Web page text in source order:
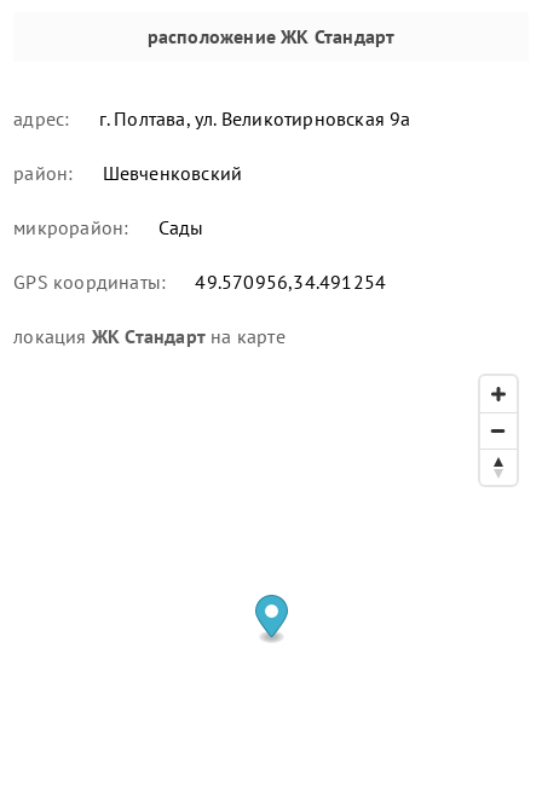
расположение ЖК Стандарт
адрес: г. Полтава, ул. Великотирновская 9а
район: Шевченковский
микрорайон: Сады
GPS координаты: 49.570956,34.491254
локация ЖК Стандарт на карте